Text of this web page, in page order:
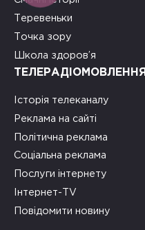
Теревеньки
Точка зору
Школа здоров’я
ТЕЛЕРАДІОМОВЛЕННЯ
Історія телеканалу
Реклама на сайті
Політична реклама
Соціальна реклама
Послуги інтернету
Інтернет-TV
Повідомити новину